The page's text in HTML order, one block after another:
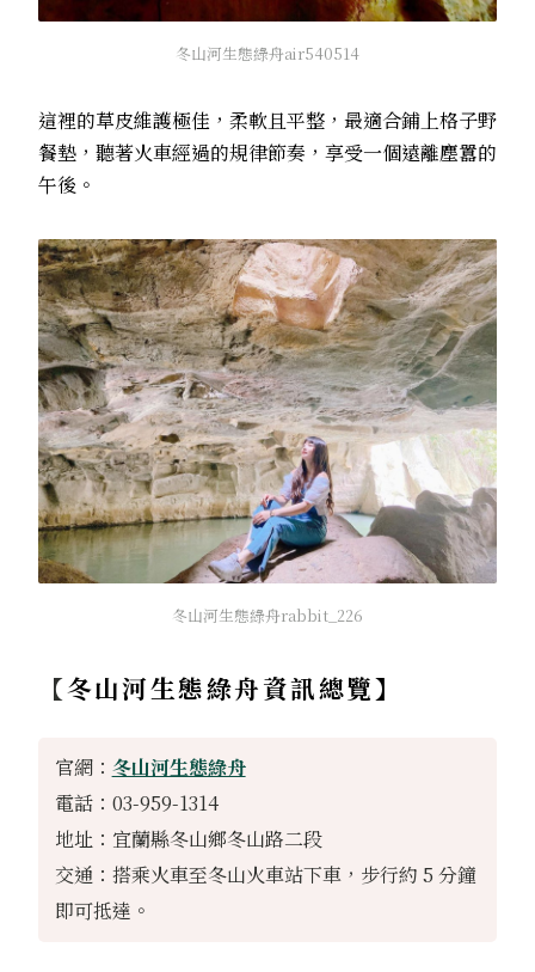
冬山河生態綠舟air540514
這裡的草皮維護極佳，柔軟且平整，最適合鋪上格子野
餐墊，聽著火車經過的規律節奏，享受一個遠離塵囂的
午後。
冬山河生態綠舟rabbit_226
【冬山河生態綠舟資訊總覽】
官網： 冬山河生態綠舟
電話：03-959-1314
地址：宜蘭縣冬山鄉冬山路二段
交通：搭乘火車至冬山火車站下車，步行約 5 分鐘
即可抵達。